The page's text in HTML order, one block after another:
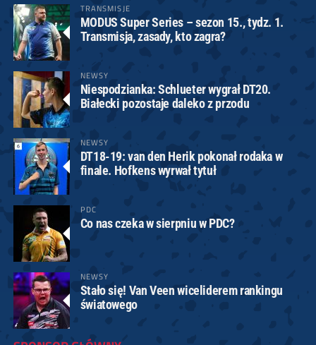
TRANSMISJE
MODUS Super Series – sezon 15., tydz. 1.
Transmisja, zasady, kto zagra?
NEWSY
Niespodzianka: Schlueter wygrał DT20.
Białecki pozostaje daleko z przodu
NEWSY
DT18-19: van den Herik pokonał rodaka w
finale. Hofkens wyrwał tytuł
PDC
Co nas czeka w sierpniu w PDC?
NEWSY
Stało się! Van Veen wiceliderem rankingu
światowego